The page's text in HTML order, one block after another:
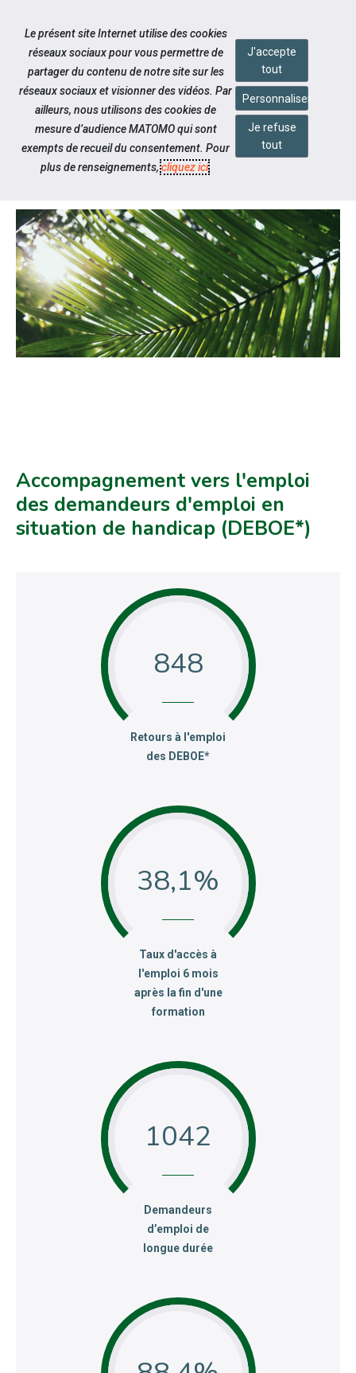
Aller au contenu
Qui sommes-nous ?
NOS RÉSULTATS 2023
Accompagnement vers l'emploi
des demandeurs d'emploi en
situation de handicap (DEBOE*)
848
:Retours à l'emploi
des DEBOE*
38,1
:Taux d'accès à
l'emploi 6 mois
après la fin d'une
formation
1042
:Demandeurs
d’emploi de
longue durée
Le présent site Internet utilise des cookies
réseaux sociaux pour vous permettre de
partager du contenu de notre site sur les
réseaux sociaux et visionner des vidéos. Par
ailleurs, nous utilisons des cookies de
mesure d’audience MATOMO qui sont
exempts de recueil du consentement. Pour
plus de renseignements,cliquez ici.
J'accepte
tout
Personnaliser
Je refuse
tout